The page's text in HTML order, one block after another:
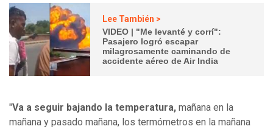
Lee También >
VIDEO | "Me levanté y corrí":
Pasajero logró escapar
milagrosamente caminando de
accidente aéreo de Air India
"Va a seguir bajando la temperatura, mañana en la
mañana y pasado mañana, los termómetros en la mañana